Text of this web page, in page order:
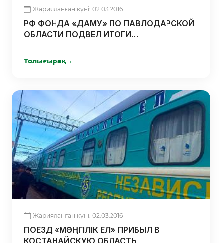
Жарияланған күні: 02.03.2016
РФ ФОНДА «ДАМУ» ПО ПАВЛОДАРСКОЙ
ОБЛАСТИ ПОДВЕЛ ИТОГИ
Толығырақ→
Жарияланған күні: 02.03.2016
ПОЕЗД «МӘҢГІЛІК ЕЛ» ПРИБЫЛ В
КОСТАНАЙСКУЮ ОБЛАСТЬ